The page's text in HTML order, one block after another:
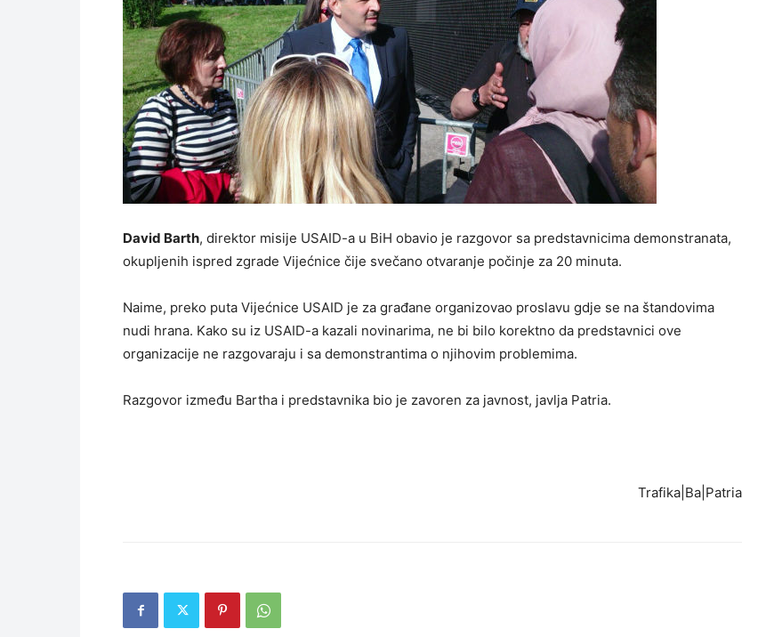
David Barth, direktor misije USAID-a u BiH obavio je razgovor sa predstavnicima demonstranata,
okupljenih ispred zgrade Vijećnice čije svečano otvaranje počinje za 20 minuta.
Naime, preko puta Vijećnice USAID je za građane organizovao proslavu gdje se na štandovima
nudi hrana. Kako su iz USAID-a kazali novinarima, ne bi bilo korektno da predstavnici ove
organizacije ne razgovaraju i sa demonstrantima o njihovim problemima.
Razgovor između Bartha i predstavnika bio je zavoren za javnost, javlja Patria.
Trafika|Ba|Patria